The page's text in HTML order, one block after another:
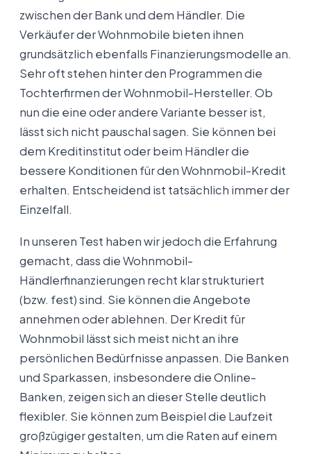
zwischen der Bank und dem Händler. Die
Verkäufer der Wohnmobile bieten ihnen
grundsätzlich ebenfalls Finanzierungsmodelle an.
Sehr oft stehen hinter den Programmen die
Tochterfirmen der Wohnmobil-Hersteller. Ob
nun die eine oder andere Variante besser ist,
lässt sich nicht pauschal sagen. Sie können bei
dem Kreditinstitut oder beim Händler die
bessere Konditionen für den Wohnmobil-Kredit
erhalten. Entscheidend ist tatsächlich immer der
Einzelfall.
In unseren Test haben wir jedoch die Erfahrung
gemacht, dass die Wohnmobil-
Händlerfinanzierungen recht klar strukturiert
(bzw. fest) sind. Sie können die Angebote
annehmen oder ablehnen. Der Kredit für
Wohnmobil lässt sich meist nicht an ihre
persönlichen Bedürfnisse anpassen. Die Banken
und Sparkassen, insbesondere die Online-
Banken, zeigen sich an dieser Stelle deutlich
flexibler. Sie können zum Beispiel die Laufzeit
großzügiger gestalten, um die Raten auf einem